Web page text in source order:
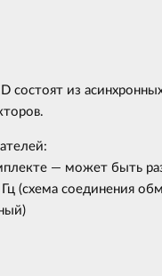
состоят из
— может быть
(cхема соединения